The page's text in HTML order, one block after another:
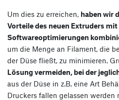
Um dies zu erreichen, haben wir
Vorteile des neuen Extruders
Softwareoptimierungen
um die Menge an Filament, die
der Düse fließt, zu minimieren.
Lösung vermeiden, bei der
aus der Düse in z.B. eine Art
Druckers fallen gelassen werden